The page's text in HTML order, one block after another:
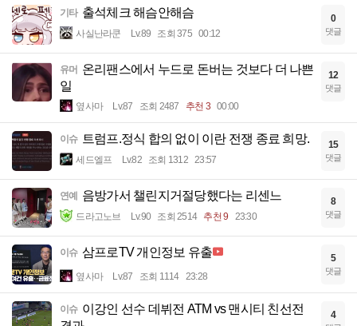
기타 출석체크 해슴안해슴
사실난라쿤 Lv.89 조회 375 00:12
0
댓글
유머 온리팬스에서 누드로 돈버는 것보다 더 나쁜
일
옆사마 Lv.87 조회 2487 추천 3 00:00
12
댓글
이슈 트럼프.정식 합의 없이 이란 전쟁 종료 희망.
세드엘프 Lv.82 조회 1312 23:57
15
댓글
연예 음방가서 챌린지거절당했다는 리센느
드라고노브 Lv.90 조회 2514 추천 9 23:30
8
댓글
이슈 삼프로TV 개인정보 유출
옆사마 Lv.87 조회 1114 23:28
5
댓글
이슈 이강인 선수 데뷔전 ATM vs 맨시티 친선전
4